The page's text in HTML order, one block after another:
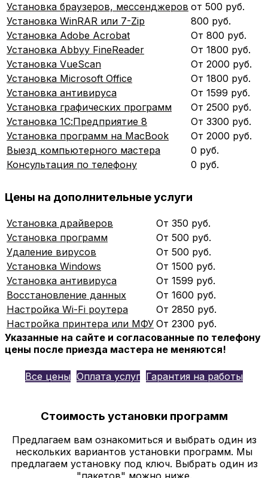
Установка браузеров, мессенджеров от 500 руб.
Установка WinRAR или 7-Zip
800 руб.
Установка Adobe Acrobat
От 800 руб.
Установка Abbyy FineReader
От 1800 руб.
Установка VueScan
От 2000 руб.
Установка Microsoft Office
От 1800 руб.
Установка антивируса
От 1599 руб.
Установка графических программ
От 2500 руб.
Установка 1С:Предприятие 8
От 3300 руб.
Установка программ на MacBook
От 2000 руб.
Выезд компьютерного мастера
0 руб.
Консультация по телефону
0 руб.
Цены на дополнительные услуги
Установка драйверов
От 350 руб.
Установка программ
От 500 руб.
Удаление вирусов
От 500 руб.
Установка Windows
От 1500 руб.
Установка антивируса
От 1599 руб.
Восстановление данных
От 1600 руб.
Настройка Wi-Fi роутера
От 2850 руб.
Настройка принтера или МФУ От 2300 руб.
Указанные на сайте и согласованные по телефону
цены после приезда мастера не меняются!
Все цены Оплата услуг Гарантия на работы
Стоимость установки программ
Предлагаем вам ознакомиться и выбрать один из
нескольких вариантов установки программ. Мы
предлагаем установку под ключ. Выбрать один из